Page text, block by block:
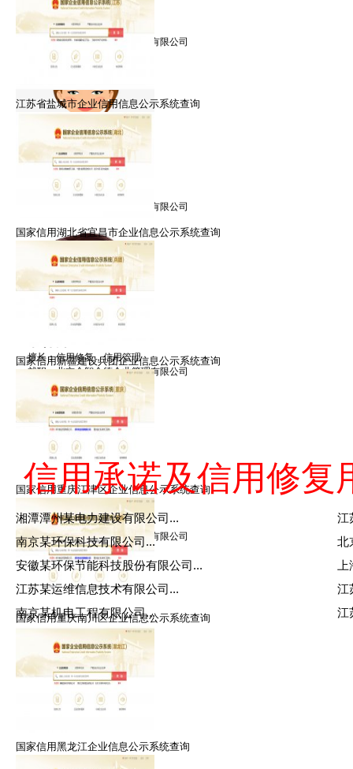
禹律师
擅长：信用修复，信用管理
就职：北京众智众德企业管理有限公司
朱律师
擅长：信用修复，信用管理
就职：北京众智众德企业管理有限公司
擅长：信用修复，信用管理
就职：北京众智众德企业管理有限公司
擅长：信用修复，信用管理
就职：北京众智众德企业管理有限公司
江苏省盐城市企业信用信息公示系统查询
国家信用湖北省宜昌市企业信息公示系统查询
国家信用新疆建设兵团企业信息公示系统查询
国家信用重庆江津区企业信息公示系统查询
国家信用重庆南川区企业信息公示系统查询
国家信用黑龙江企业信息公示系统查询
信用承诺及信用修复
湘潭潭州某电力建设有限公司...
江
南京某环保科技有限公司...
北
安徽某环保节能科技股份有限公司...
江苏某运维信息技术有限公司...
江
南京某机电工程有限公司...
江